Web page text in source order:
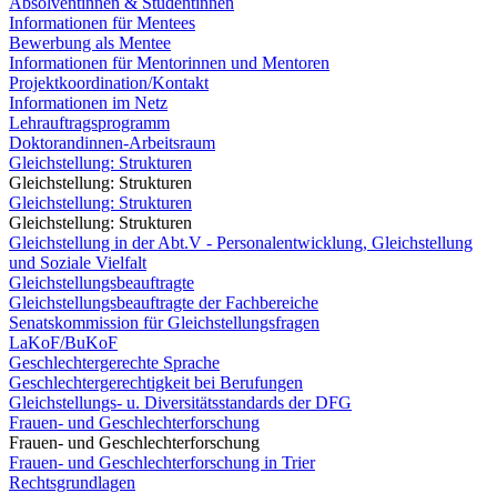
Informationen für Mentees
Bewerbung als Mentee
Informationen für Mentorinnen und Mentoren
Projektkoordination/Kontakt
Informationen im Netz
Lehrauftragsprogramm
Doktorandinnen-Arbeitsraum
Gleichstellung: Strukturen
Gleichstellung: Strukturen
Gleichstellung: Strukturen
Gleichstellung: Strukturen
Gleichstellung in der Abt.V - Personalentwicklung, Gleichstellung
und Soziale Vielfalt
Gleichstellungsbeauftragte
Gleichstellungsbeauftragte der Fachbereiche
Senatskommission für Gleichstellungsfragen
LaKoF/BuKoF
Geschlechtergerechte Sprache
Geschlechtergerechtigkeit bei Berufungen
Gleichstellungs- u. Diversitätsstandards der DFG
Frauen- und Geschlechterforschung
Frauen- und Geschlechterforschung
Frauen- und Geschlechterforschung in Trier
Rechtsgrundlagen